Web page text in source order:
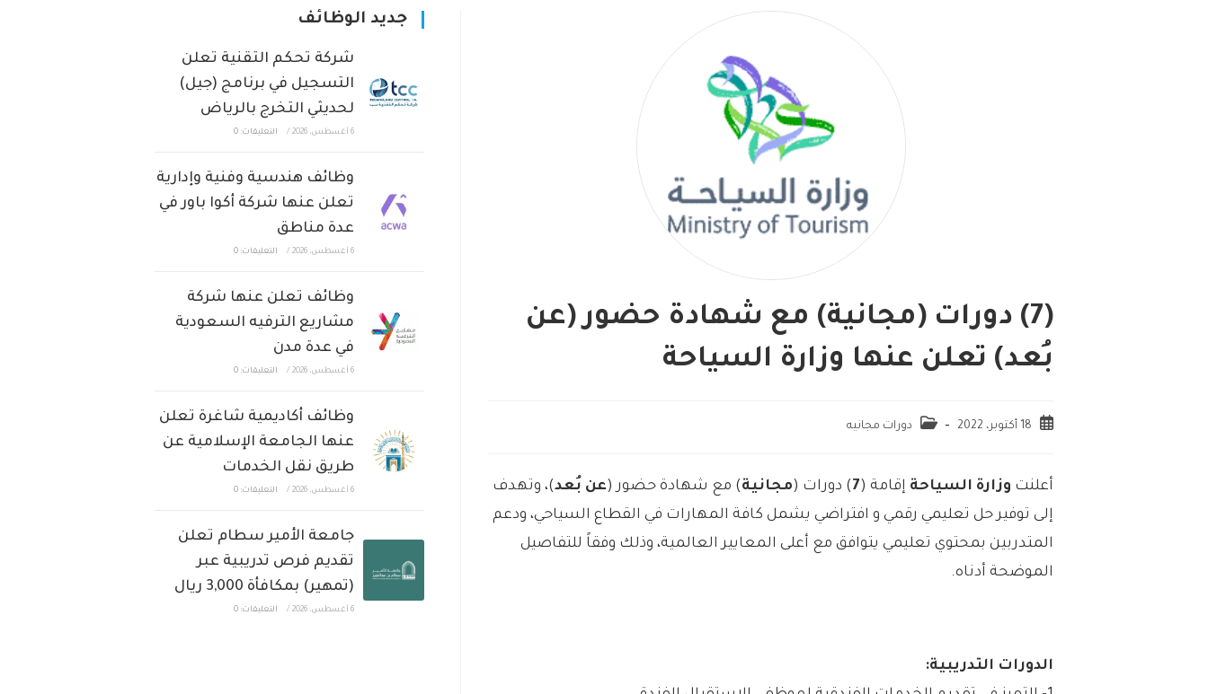
(7) دورات (مجانية) مع شهادة حضور (عن
بُعد) تعلن عنها وزارة السياحة
18 أكتوبر، 2022 دورات مجانيه
أعلنت وزارة السياحة إقامة (7) دورات (مجانية) مع شهادة حضور (عن بُعد)، وتهدف
إلى توفير حل تعليمي رقمي و افتراضي يشمل كافة المهارات في القطاع السياحي، ودعم
المتدربين بمحتوي تعليمي يتوافق مع أعلى المعايير العالمية، وذلك وفقاً للتفاصيل
الموضحة أدناه.
الدورات التدريبية:
جديد الوظائف
شركة تحكم التقنية تعلن
التسجيل في برنامج (جيل)
لحديثي التخرج بالرياض
6 أغسطس، 2026 / التعليقات: 0
وظائف هندسية وفنية وإدارية
تعلن عنها شركة أكوا باور في
عدة مناطق
6 أغسطس، 2026 / التعليقات: 0
وظائف تعلن عنها شركة
مشاريع الترفيه السعودية
في عدة مدن
6 أغسطس، 2026 / التعليقات: 0
وظائف أكاديمية شاغرة تعلن
عنها الجامعة الإسلامية عن
طريق نقل الخدمات
6 أغسطس، 2026 / التعليقات: 0
جامعة الأمير سطام تعلن
تقديم فرص تدريبية عبر
(تمهير) بمكافأة 3,000 ريال
6 أغسطس، 2026 / التعليقات: 0